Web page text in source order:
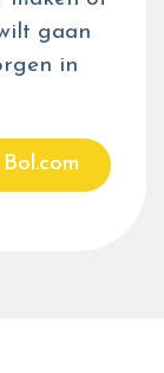
gaan
in